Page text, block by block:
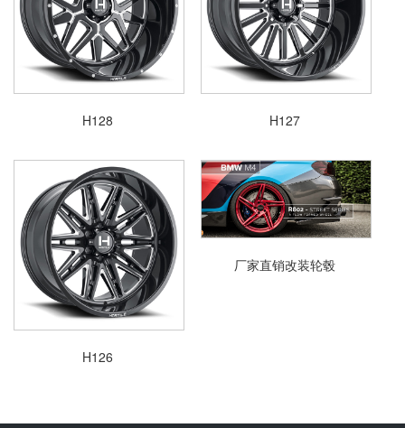
H128 H127
H126
厂家直销改装轮毂